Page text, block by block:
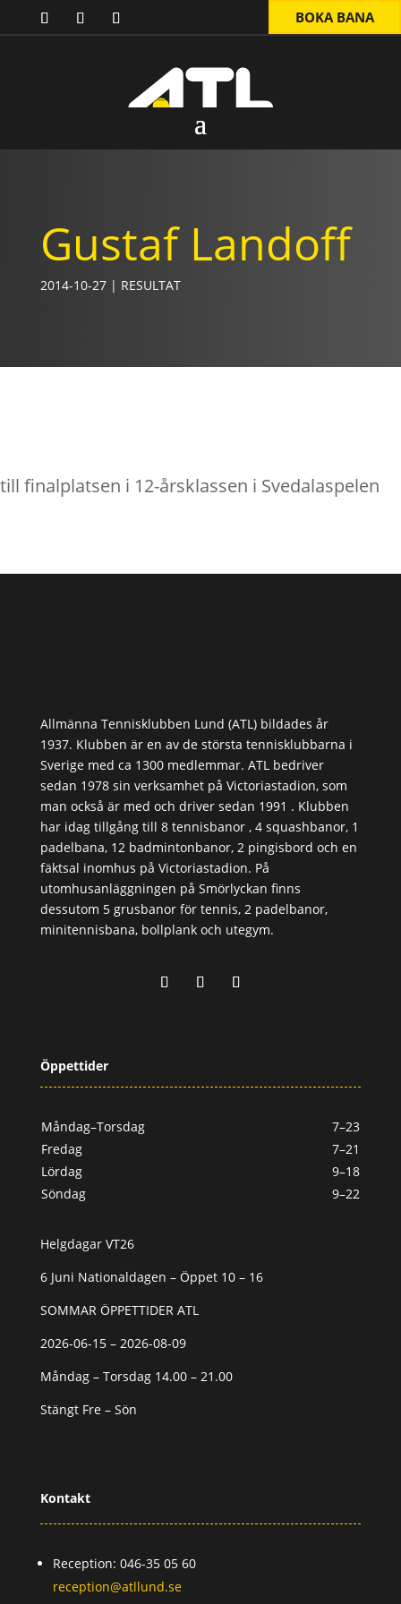
BOKA BANA
Gustaf Landoff
2014-10-27| RESULTAT
till finalplatsen i 12-årsklassen i Svedalaspelen
Allmänna Tennisklubben Lund (ATL) bildades år
1937. Klubben är en av de största tennisklubbarna i
Sverige med ca 1300 medlemmar. ATL bedriver
sedan 1978 sin verksamhet på Victoriastadion, som
man också är med och driver sedan 1991 . Klubben
har idag tillgång till 8 tennisbanor , 4 squashbanor, 1
padelbana, 12 badmintonbanor, 2 pingisbord och en
fäktsal inomhus på Victoriastadion. På
utomhusanläggningen på Smörlyckan finns
dessutom 5 grusbanor för tennis, 2 padelbanor,
minitennisbana, bollplank och utegym.
Öppettider
Måndag–Torsdag
7–23
Fredag
7–21
Lördag
9–18
Söndag
9–22
Helgdagar VT26
6 Juni Nationaldagen – Öppet 10 – 16
SOMMAR ÖPPETTIDER ATL
2026-06-15 – 2026-08-09
Måndag – Torsdag 14.00 – 21.00
Stängt Fre – Sön
Kontakt
Reception: 046-35 05 60
reception@atllund.se